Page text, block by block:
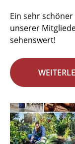
Ein sehr
unserer
sehenswert!